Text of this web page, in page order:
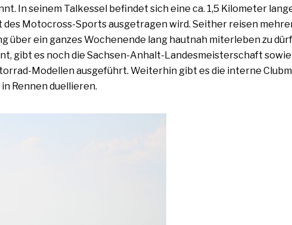
In sei­nem Talkessel befin­det sich eine ca. 1,5 Kilometer
Motocross-Sports aus­ge­tra­gen wird. Seither rei­sen
über ein gan­zes Wochenende lang haut­nah mit­er­le­ben zu
gibt es noch die Sachsen-Anhalt-Landesmeisterschaft sowie
Modellen aus­ge­führt. Weiterhin gibt es die inter­ne
Rennen duellieren.